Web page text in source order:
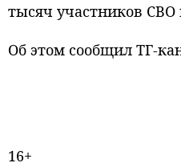
тысяч участников СВО
Об этом сообщил ТГ-
16+